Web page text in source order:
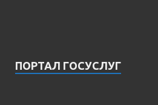
ПОРТАЛ ГОСУСЛУГ